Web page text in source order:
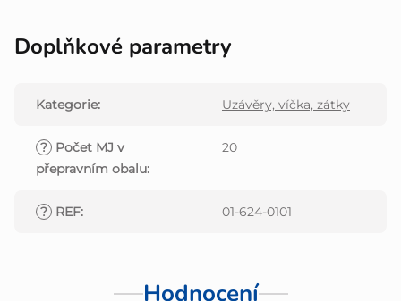
Doplňkové parametry
Kategorie: Uzávěry, víčka, zátky
? Počet MJ v
přepravním obalu:
20
? REF: 01-624-0101
Hodnocení